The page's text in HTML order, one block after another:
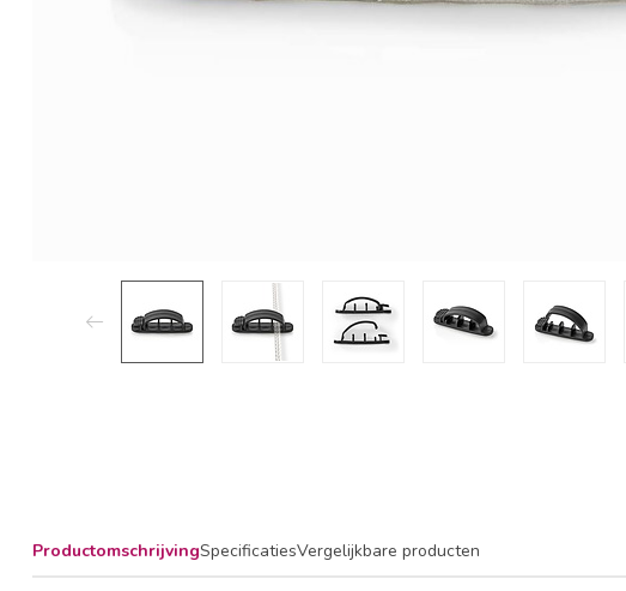
ProductomschrijvingSpecificatiesVergelijkbare producten